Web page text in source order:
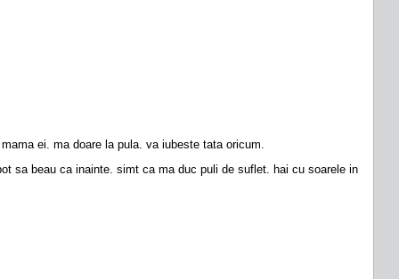
ei. ma doare la pula. va iubeste tata oricum.
sa beau ca inainte. simt ca ma duc puli de suflet. hai cu soarele in